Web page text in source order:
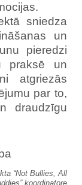
sniedza
un
pieredzi
praksē un
atgriezās
par to,
draudzīgu
“Not Bullies, All
koordinatore